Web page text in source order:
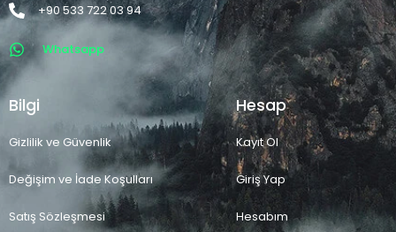
+90 533 722 03 94
Whatsapp
Bilgi
Gizlilik ve Güvenlik
Değişim ve İade Koşulları
Satış Sözleşmesi
Hesap
Kayıt Ol
Giriş Yap
Hesabım